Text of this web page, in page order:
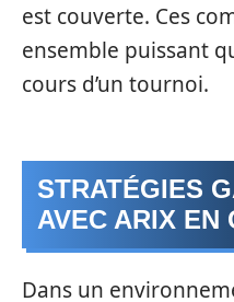
est couverte. Ces
ensemble puissant
cours d’un tournoi.
STRATÉGIES
AVEC ARIX EN
Dans un